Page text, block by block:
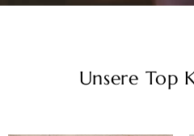
Unsere Top